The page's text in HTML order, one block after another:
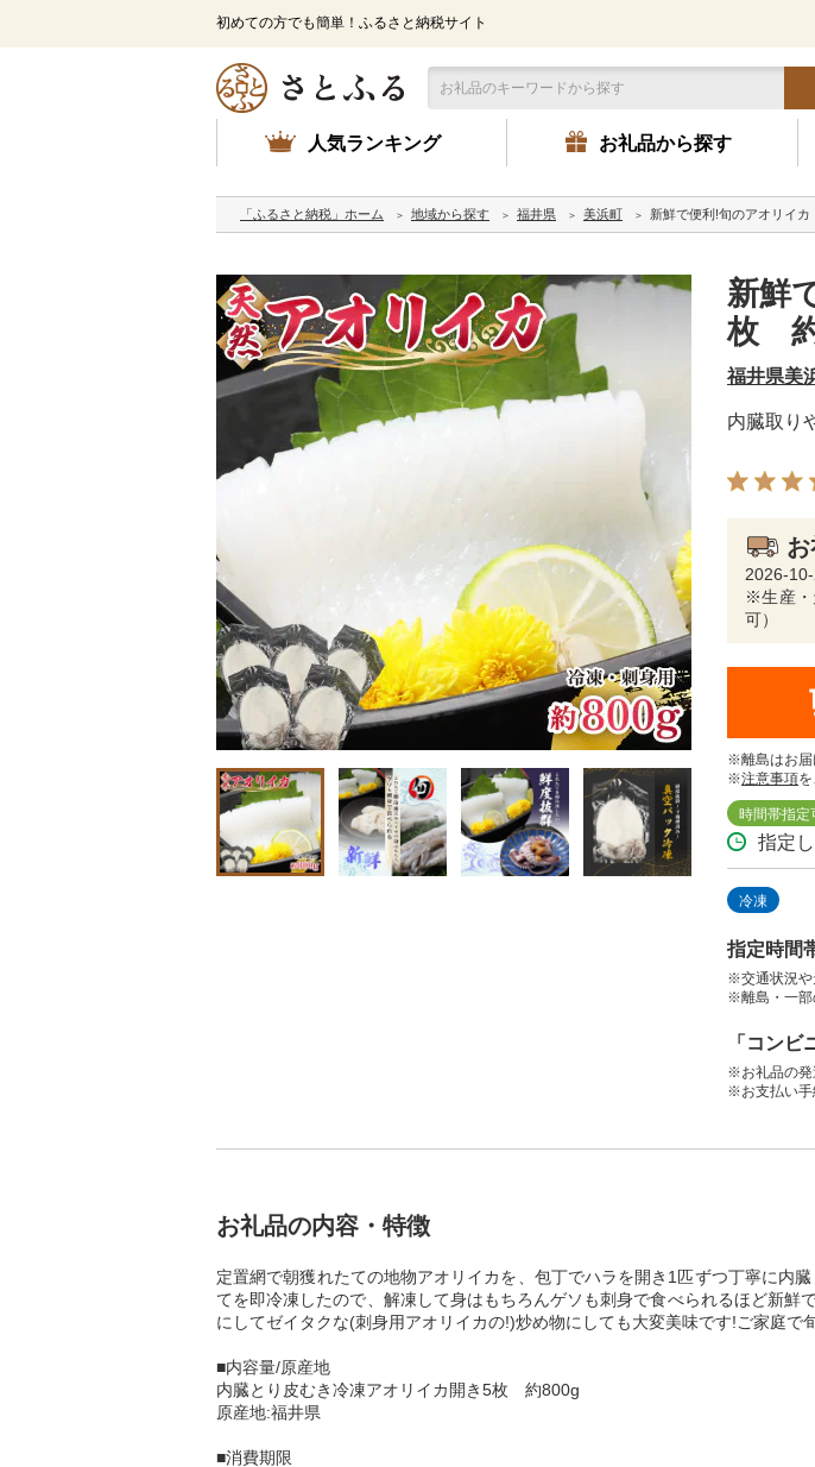
初めての方でも簡単！ふるさと納税サイト
人気ランキング お礼品から探す
「ふるさと納税」ホーム 地域から探す 福井県 美浜町 新鮮で便利!旬のアオリイ
新鮮
枚
福井県美
内臓取り
2026-
※生産・
可）
※離島はお届
※注意事項
時間帯指定
指定
冷凍
指定時間
※交通状況や
※離島・一部
「コン
※お礼品の発
※お支払い手
お礼品の内容・特徴
定置網で朝獲れたての地物アオリイカを、包丁でハラを開き1匹ずつ丁寧に内
てを即冷凍したので、解凍して身はもちろんゲソも刺身で食べられるほど新
にしてゼイタクな(刺身用アオリイカの!)炒め物にしても大変美味です!ご家庭
■内容量/原産地
内臓とり皮むき冷凍アオリイカ開き5枚 約800g
原産地:福井県
■消費期限